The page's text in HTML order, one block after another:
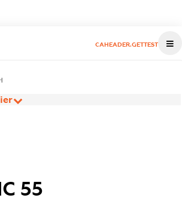
CAHEADER.GETTEST
55